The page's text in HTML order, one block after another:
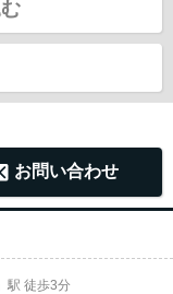
お問い合わせ
」駅 徒歩3分